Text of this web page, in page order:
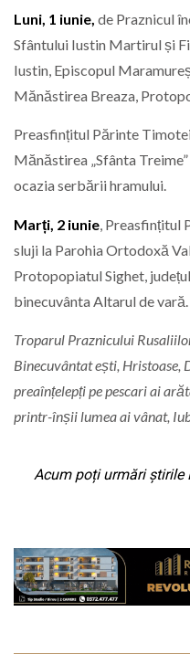
Luni, 1 iunie, de Praznicul
Sfântului Iustin Martirul și
Iustin, Episcopul
Mănăstirea Breaza,
Preasfințitul Părinte
Mănăstirea „Sfânta
ocazia serbării hramului.
Marți, 2 iunie, Preasfințitul
sluji la Parohia Ortodoxă
Protopopiatul Sighet,
binecuvânta Altarul de vară.
Troparul Praznicului
Binecuvântat ești, Hristoase,
preaînțelepți pe pescari ai
printr-înșii lumea ai vânat,
Acum poți urmări știrile